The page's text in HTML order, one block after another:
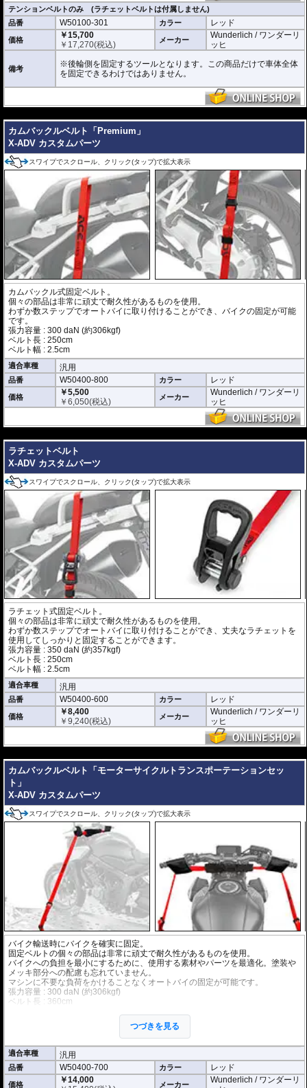
テンションベルトのみ (ラチェットベルトは付属しません)
品番
W50100-301 カラー レッド
価格
￥15,700
￥ 17,270(税込) メーカー
Wunderlich / ワンダーリ
ッヒ
備考
※後輪側を固定するツールとなります。この商品だけで車体全体
を固定できるわけではありません。
カムバックルベルト「Premium」
X-ADV カスタムパーツ
スワイプでスクロール、クリック(タップ)で拡大表示
カムバックル式固定ベルト。
個々の部品は非常に頑丈で耐久性があるものを使用。
わずか数ステップでオートバイに取り付けることができ、バイクの固定が可能
です。
張力容量 : 300 daN (約306kgf)
ベルト長 : 250cm
ベルト幅 : 2.5cm
適合車種 汎用
品番 W50400-800 カラー レッド
価格
￥5,500
￥6,050(税込) メーカー
Wunderlich / ワンダーリ
ッヒ
ラチェットベルト
X-ADV カスタムパーツ
スワイプでスクロール、クリック(タップ)で拡大表示
ラチェット式固定ベルト。
個々の部品は非常に頑丈で耐久性があるものを使用。
わずか数ステップでオートバイに取り付けることができ、丈夫なラチェットを
使用してしっかりと固定することができます。
張力容量 : 350 daN (約357kgf)
ベルト長 : 250cm
ベルト幅 : 2.5cm
適合車種 汎用
品番 W50400-600 カラー レッド
価格
￥8,400
￥9,240(税込) メーカー
Wunderlich / ワンダーリ
ッヒ
カムバックルベルト「モーターサイクルトランスポーテーションセッ
ト」
X-ADV カスタムパーツ
スワイプでスクロール、クリック(タップ)で拡大表示
バイク輸送時にバイクを確実に固定。
固定ベルトの個々の部品は非常に頑丈で耐久性があるものを使用。
バイクへの負担を最小にするために、使用する素材やパーツを最適化。塗装や
メッキ部分への配慮も忘れていません。
マシンに不要な負荷をかけることなくオートバイの固定が可能です。
張力容量 : 300 daN (約306kgf)
ベルト長 : 360cm
つづきを見る
適合車種 汎用
品番 W50400-700 カラー レッド
価格
￥14,000
メーカー
Wunderlich / ワンダーリ